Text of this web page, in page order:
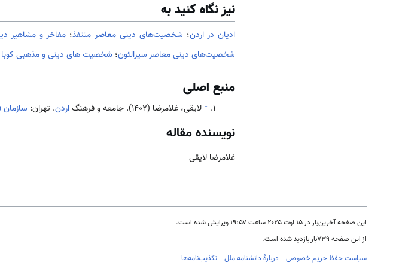
نیز نگاه کنید به
ادیان در اردن؛ شخصیت‌های دینی معاصر متنفذ؛ مفاخر و مشاهیر
شخصیت‌های دینی معاصر سیرالئون؛ شخصیت های دینی و مذهبی کوبا
منبع اصلی
↑ لایقی، غلامرضا (1402). جامعه و فرهنگ اردن. تهران: سازمان
نویسنده مقاله
غلامرضا لایقی
این صفحه آخرین‌بار در ‏۱۵ اوت ۲۰۲۵ ساعت ‏۱۹:۵۷ ویرایش شده است.
از این صفحه ۷۳۹بار بازدید شده است.
سیاست حفظ حریم خصوصی
دربارهٔ دانشنامه ملل تکذیب‌نامه‌ها